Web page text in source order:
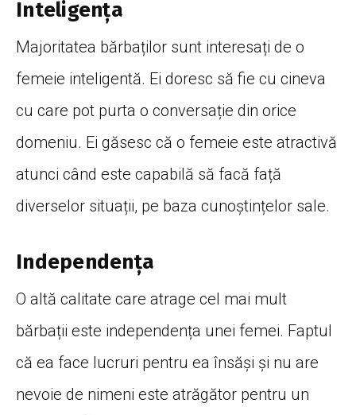
Inteligența
Majoritatea bărbaților sunt interesați de o
femeie inteligentă. Ei doresc să fie cu cineva
cu care pot purta o conversație din orice
domeniu. Ei găsesc că o femeie este atractivă
atunci când este capabilă să facă față
diverselor situații, pe baza cunoștințelor sale.
Independența
O altă calitate care atrage cel mai mult
bărbații este independența unei femei. Faptul
că ea face lucruri pentru ea însăși și nu are
nevoie de nimeni este atrăgător pentru un